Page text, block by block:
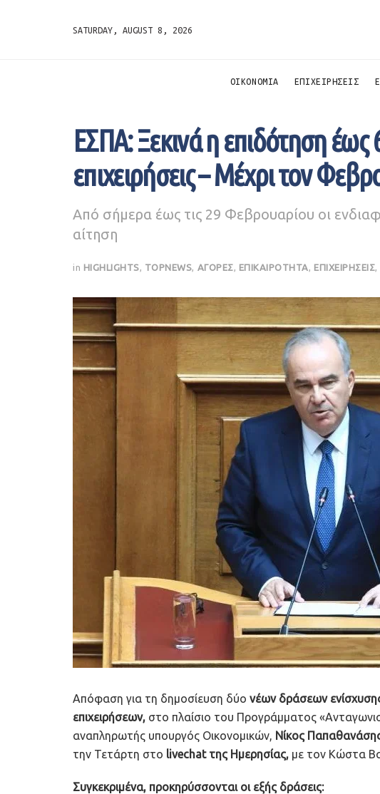
SATURDAY, AUGUST 8, 2026
ΟΙΚΟΝΟΜΙΑ ΕΠΙΧΕΙΡΗΣΕΙΣ
ΕΣΠΑ: Ξεκινά η επιδότηση έως
επιχειρήσεις – Μέχρι τον
Από σήμερα έως τις 29 Φεβρουαρίου οι
αίτηση
in HIGHLIGHTS TOPNEWS ΑΓΟΡΕΣ ΕΠΙΚΑΙΡΟΤΗΤΑ ΕΠΙΧΕΙΡΗΣΕΙΣ
Απόφαση για τη δημοσίευση δύο νέων δράσεων
επιχειρήσεων, στο πλαίσιο του Προγράμματος
αναπληρωτής υπουργός Οικονομικών, Νίκος
την Τετάρτη στο livechat της Ημερησίας, με τον Κώστα
Συγκεκριμένα, προκηρύσσονται οι εξής δράσεις: